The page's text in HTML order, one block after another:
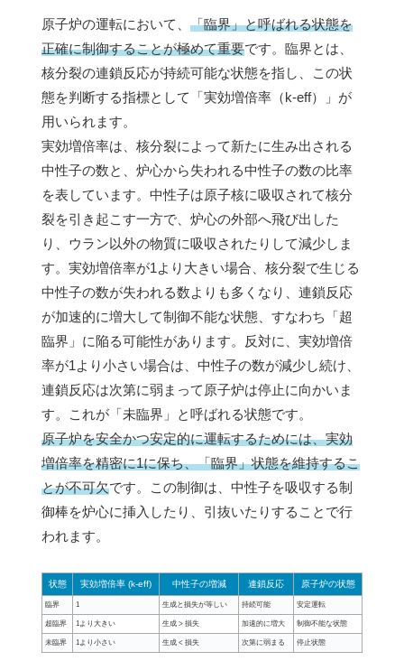
原子炉の運転において、 「臨界」と呼ばれる状態を
正確に制御することが極めて重要です。臨界とは、
核分裂の連鎖反応が持続可能な状態を指し、この状
態を判断する指標として「実効増倍率（k-eff）」が
用いられます。
実効増倍率は、核分裂によって新たに生み出される
中性子の数と、炉心から失われる中性子の数の比率
を表しています。中性子は原子核に吸収されて核分
裂を引き起こす一方で、炉心の外部へ飛び出した
り、ウラン以外の物質に吸収されたりして減少しま
す。実効増倍率が1より大きい場合、核分裂で生じる
中性子の数が失われる数よりも多くなり、連鎖反応
が加速的に増大して制御不能な状態、すなわち「超
臨界」に陥る可能性があります。反対に、実効増倍
率が1より小さい場合は、中性子の数が減少し続け、
連鎖反応は次第に弱まって原子炉は停止に向かいま
す。これが「未臨界」と呼ばれる状態です。
原子炉を安全かつ安定的に運転するためには、実効
増倍率を精密に1に保ち、「臨界」状態を維持するこ
とが不可欠です。この制御は、中性子を吸収する制
御棒を炉心に挿入したり、引抜いたりすることで行
われます。
状態 実効増倍率 (k-eff) 中性子の増減 連鎖反応 原子炉の状態
臨界 1 生成と損失が等しい 持続可能 安定運転
超臨界 1より大きい 生成 > 損失 加速的に増大 制御不能な状態
未臨界 1より小さい 生成 < 損失 次第に弱まる 停止状態